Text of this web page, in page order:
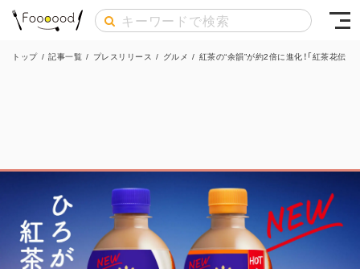
トップ / 記事一覧 / プレスリリース / グルメ / 紅茶の“余韻”が約2倍に進化！「紅茶花伝